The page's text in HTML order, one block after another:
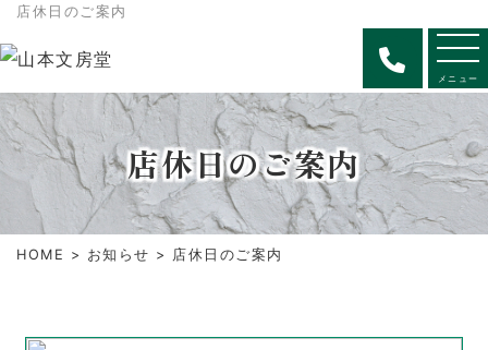
店休日のご案内
メニュー
店休日のご案内
HOME > お知らせ > 店休日のご案内